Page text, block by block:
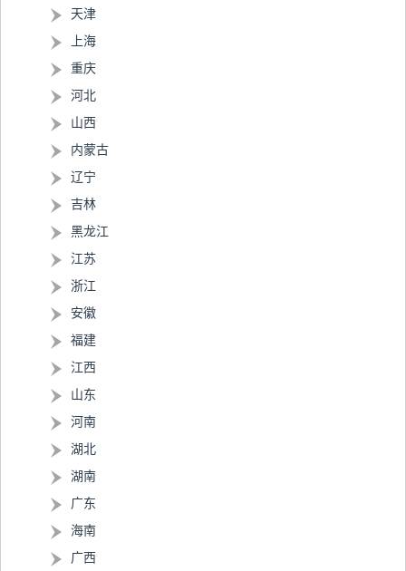
天津
上海
重庆
河北
山西
内蒙古
辽宁
吉林
黑龙江
江苏
浙江
安徽
福建
江西
山东
河南
湖北
湖南
广东
海南
广西